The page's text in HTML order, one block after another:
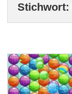
Stichwort: